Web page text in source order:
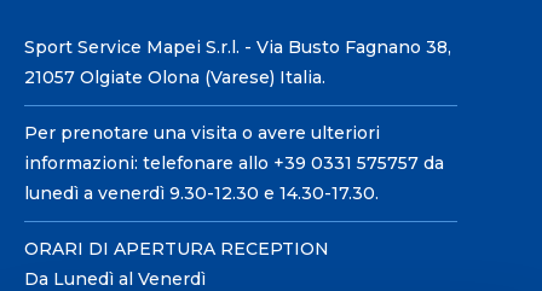
Sport Service Mapei S.r.l. - Via Busto Fagnano 38,
21057 Olgiate Olona (Varese) Italia.
Per prenotare una visita o avere ulteriori
informazioni: telefonare allo +39 0331 575757 da
lunedì a venerdì 9.30-12.30 e 14.30-17.30.
ORARI DI APERTURA RECEPTION
Da Lunedì al Venerdì